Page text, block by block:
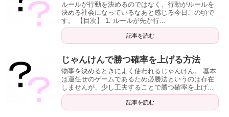
ルールが行動を決めるのではなく、行動がルールを
決める社会になっているなあと感じる今日この頃で
す。 【目次】 1. ルールが先か行...
記事を読む
じゃんけんで勝つ確率を上げる方法
物事を決めるときによく使われるじゃんけん。 基本
は運任せのゲームであるため必勝法というのは存在
しませんが、少し工夫することで勝つ確率を上げ...
記事を読む